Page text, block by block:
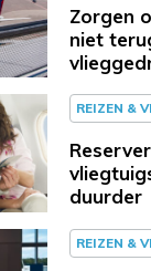
Zorgen
niet
REIZEN &
duurder
REIZEN &